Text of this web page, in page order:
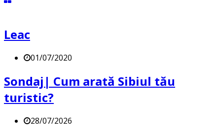
Leac
01/07/2020
Sondaj| Cum arată Sibiul tău
turistic?
28/07/2026